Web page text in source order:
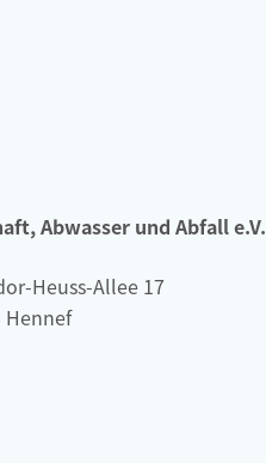
Abwasser und Abfall e.V.
Heuss-Allee 17
Hennef